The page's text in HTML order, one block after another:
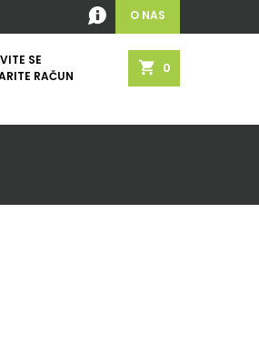
O NAS
shopping_cart 0
SE
RAČUN